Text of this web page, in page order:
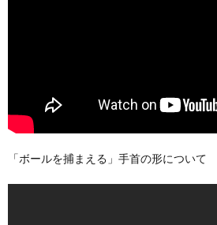
「ボールを捕まえる」手首の形について